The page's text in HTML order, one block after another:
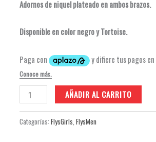
Adornos de niquel plateado en ambos brazos.
Disponible en color negro y Tortoise.
Gothic
Fly
2
AÑADIR AL CARRITO
Categorías: FlysGirls FlysMen